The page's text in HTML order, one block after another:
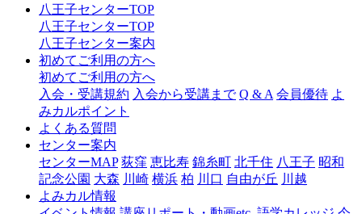
八王子センターTOP
八王子センターTOP
八王子センター案内
初めてご利用の方へ
初めてご利用の方へ
入会・受講規約 入会から受講まで Q & A 会員優待 よ
みカルポイント
よくある質問
センター案内
センターMAP 荻窪 恵比寿 錦糸町 北千住 八王子 昭和
記念公園 大森 川崎 横浜 柏 川口 自由が丘 川越
よみカル情報